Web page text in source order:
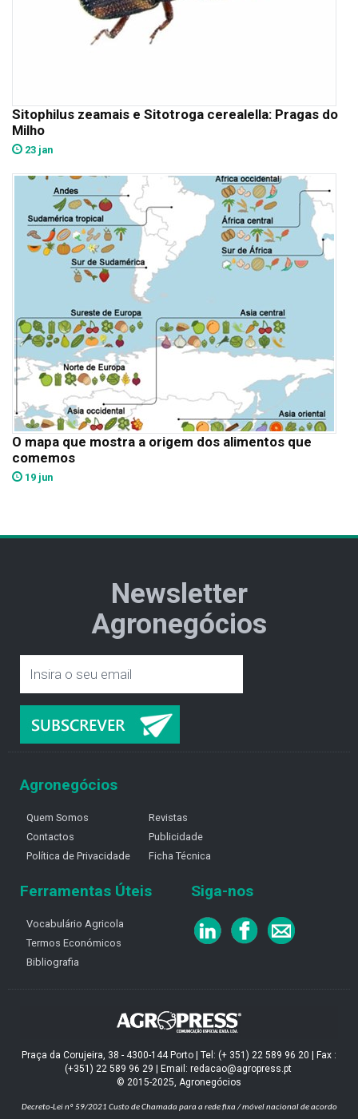
Sitophilus zeamais e Sitotroga cerealella: Pragas do
Milho
23 jan
O mapa que mostra a origem dos alimentos que
comemos
19 jun
Newsletter
Agronegócios
Agronegócios
Quem Somos
Contactos
Política de Privacidade
Revistas
Publicidade
Ficha Técnica
Ferramentas Úteis
Vocabulário Agricola
Termos Económicos
Bibliografia
Siga-nos
Praça da Corujeira, 38 - 4300-144 Porto | Tel: (+ 351) 22 589 96 20 | Fax :
(+351) 22 589 96 29 | Email: redacao@agropress.pt
© 2015-2025, Agronegócios
Decreto-Lei nº 59/2021 Custo de Chamada para a rede fixa / móvel nacional de acordo